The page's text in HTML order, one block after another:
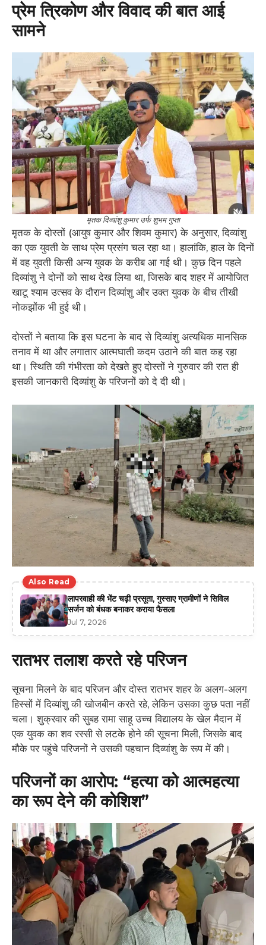
​प्रेम त्रिकोण और विवाद की बात आई
सामने
मृतक दिव्यांशु कुमार उर्फ शुभम गुप्ता
​मृतक के दोस्तों (आयुष कुमार और शिवम कुमार) के अनुसार, दिव्यांशु
का एक युवती के साथ प्रेम प्रसंग चल रहा था। हालांकि, हाल के दिनों
में वह युवती किसी अन्य युवक के करीब आ गई थी। कुछ दिन पहले
दिव्यांशु ने दोनों को साथ देख लिया था, जिसके बाद शहर में आयोजित
खाटू श्याम उत्सव के दौरान दिव्यांशु और उक्त युवक के बीच तीखी
नोकझोंक भी हुई थी।
​दोस्तों ने बताया कि इस घटना के बाद से दिव्यांशु अत्यधिक मानसिक
तनाव में था और लगातार आत्मघाती कदम उठाने की बात कह रहा
था। स्थिति की गंभीरता को देखते हुए दोस्तों ने गुरुवार की रात ही
इसकी जानकारी दिव्यांशु के परिजनों को दे दी थी।
Also Read
लापरवाही की भेंट चढ़ी प्रसूता, गुस्साए ग्रामीणों ने सिविल
सर्जन को बंधक बनाकर कराया फैसला
Jul 7, 2026
​रातभर तलाश करते रहे परिजन
​सूचना मिलने के बाद परिजन और दोस्त रातभर शहर के अलग-अलग
हिस्सों में दिव्यांशु की खोजबीन करते रहे, लेकिन उसका कुछ पता नहीं
चला। शुक्रवार की सुबह रामा साहू उच्च विद्यालय के खेल मैदान में
एक युवक का शव रस्सी से लटके होने की सूचना मिली, जिसके बाद
मौके पर पहुंचे परिजनों ने उसकी पहचान दिव्यांशु के रूप में की।
​परिजनों का आरोप: “हत्या को आत्महत्या
का रूप देने की कोशिश”